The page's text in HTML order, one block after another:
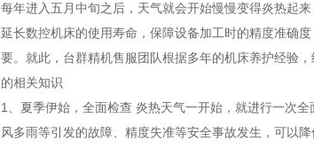
每年进入五月中旬之后，天气就会开始慢慢变得炎热起
延长数控机床的使用寿命，保障设备加工时的精度准确
要。就此，台群精机售服团队根据多年的机床养护经验
的相关知识
1、夏季伊始，全面检查 炎热天气一开始，就进行一次
风多雨等引发的故障、精度失准等安全事故发生，可以